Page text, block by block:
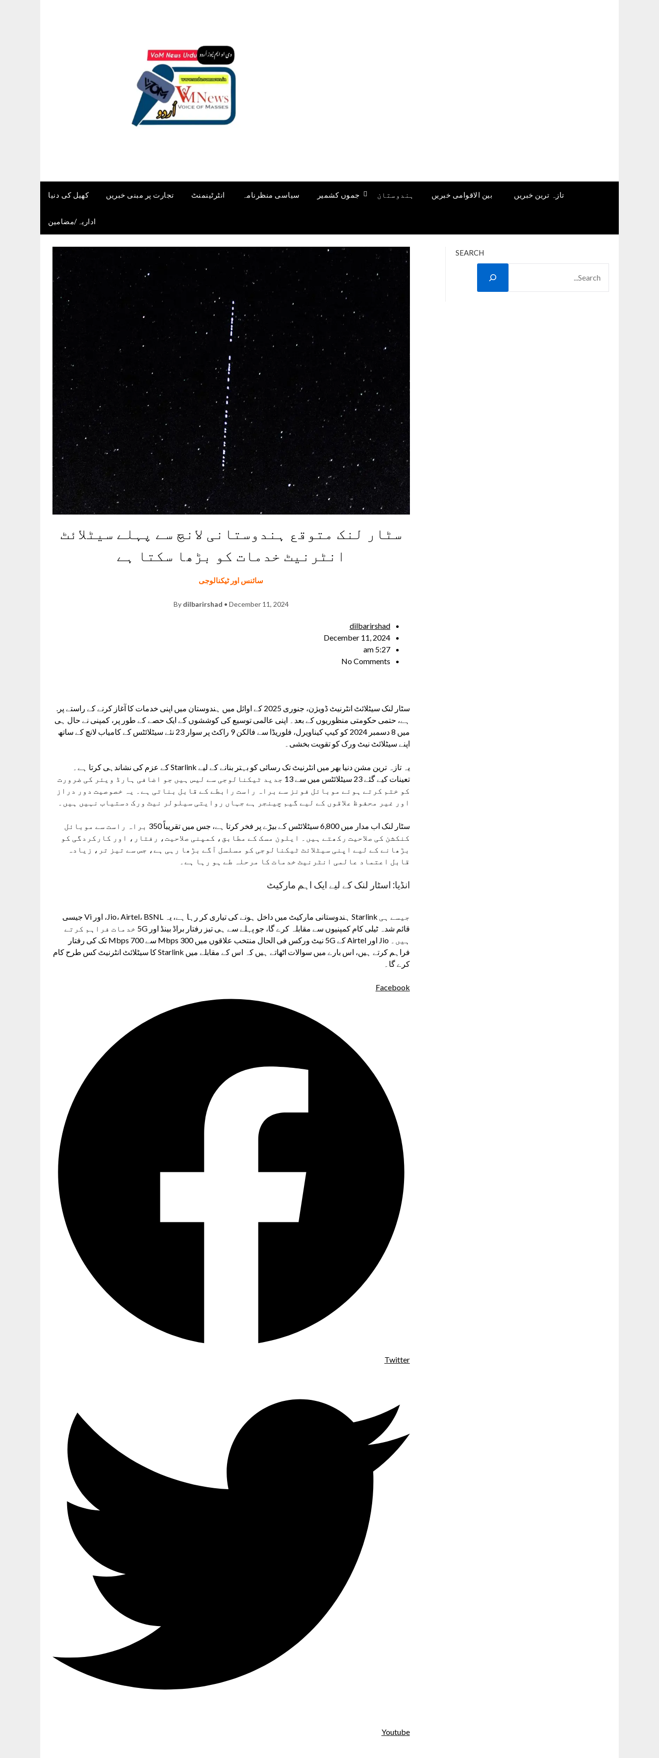
تازہ ترین خبریں بین الاقوامی خبریں ہندوستان جموں کشمیر سیاسی منظرنامہ انٹرٹینمنٹ تجارت پر مبنی خبریں کھیل کی دنیا
اداریہ/مضامین
سٹار لنک متوقع ہندوستانی لانچ سے پہلے سیٹلائٹ
انٹرنیٹ خدمات کو بڑھا سکتا ہے
سائنس اور ٹیکنالوجی
By dilbarirshad • December 11, 2024
dilbarirshad
December 11, 2024
5:27 am
No Comments
سٹار لنک سیٹلائٹ انٹرنیٹ ڈویژن، جنوری 2025 کے اوائل میں ہندوستان میں اپنی خدمات کا آغاز کرنے کے راستے پر.
ہے، حتمی حکومتی منظوریوں کے بعد۔ اپنی عالمی توسیع کی کوششوں کے ایک حصے کے طور پر، کمپنی نے حال ہی
میں 8 دسمبر 2024 کو کیپ کیناویرل، فلوریڈا سے فالکن 9 راکٹ پر سوار 23 نئے سیٹلائٹس کے کامیاب لانچ کے ساتھ
اپنے سیٹلائٹ نیٹ ورک کو تقویت بخشی۔
یہ تازہ ترین مشن دنیا بھر میں انٹرنیٹ تک رسائی کو بہتر بنانے کے لیے Starlink کے عزم کی نشاندہی کرتا ہے۔
تعینات کیے گئے 23 سیٹلائٹس میں سے 13 جدید ٹیکنالوجی سے لیس ہیں جو اضافی ہارڈ ویئر کی ضرورت
کو ختم کرتے ہوئے موبائل فونز سے براہ راست رابطے کے قابل بناتی ہے۔ یہ خصوصیت دور دراز
اور غیر محفوظ علاقوں کے لیے گیم چینجر ہے جہاں روایتی سیلولر نیٹ ورک دستیاب نہیں ہیں۔
سٹار لنک اب مدار میں 6,800 سیٹلائٹس کے بیڑے پر فخر کرتا ہے، جس میں تقریباً 350 براہ راست سے موبائل
کنکشن کی صلاحیت رکھتے ہیں۔ ایلون مسک کے مطابق، کمپنی صلاحیت، رفتار، اور کارکردگی کو
بڑھانے کے لیے اپنی سیٹلائٹ ٹیکنالوجی کو مسلسل آگے بڑھا رہی ہے، جس سے تیز تر، زیادہ
قابل اعتماد عالمی انٹرنیٹ خدمات کا مرحلہ طے ہو رہا ہے۔
انڈیا: اسٹار لنک کے لیے ایک اہم مارکیٹ
جیسے ہی Starlink ہندوستانی مارکیٹ میں داخل ہونے کی تیاری کر رہا ہے، یہ Jio، Airtel، BSNL، اور Vi جیسی
قائم شدہ ٹیلی کام کمپنیوں سے مقابلہ کرے گا، جو پہلے سے ہی تیز رفتار براڈ بینڈ اور 5G خدمات فراہم کرتے
ہیں۔ Jio اور Airtel کے 5G نیٹ ورکس فی الحال منتخب علاقوں میں 300 Mbps سے 700 Mbps تک کی رفتار
فراہم کرتے ہیں، اس بارے میں سوالات اٹھاتے ہیں کہ اس کے مقابلے میں Starlink کا سیٹلائٹ انٹرنیٹ کس طرح کام
کرے گا۔
Facebook
Twitter
Youtube
SEARCH